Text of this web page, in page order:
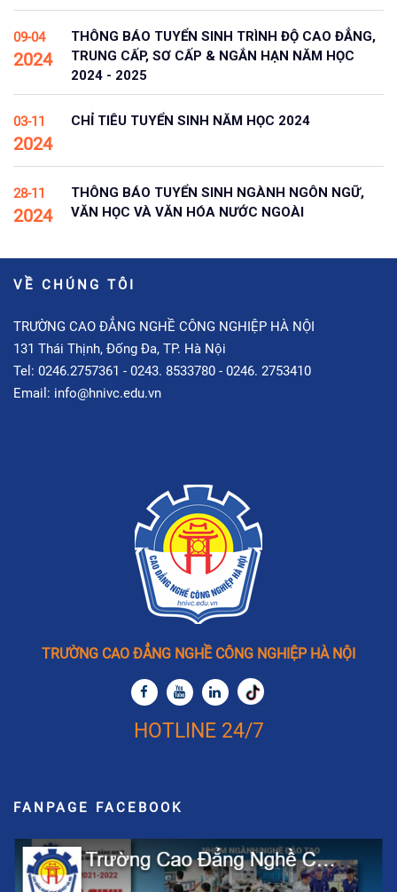
09-04
2024
THÔNG BÁO TUYỂN SINH TRÌNH ĐỘ CAO ĐẲNG,
TRUNG CẤP, SƠ CẤP & NGẮN HẠN NĂM HỌC
2024 - 2025
03-11
2024
CHỈ TIÊU TUYỂN SINH NĂM HỌC 2024
28-11
2024
THÔNG BÁO TUYỂN SINH NGÀNH NGÔN NGỮ,
VĂN HỌC VÀ VĂN HÓA NƯỚC NGOÀI
VỀ CHÚNG TÔI
TRƯỜNG CAO ĐẲNG NGHỀ CÔNG NGHIỆP HÀ NỘI
131 Thái Thịnh, Đống Đa, TP. Hà Nội
Tel: 0246.2757361 - 0243. 8533780 - 0246. 2753410
Email: info@hnivc.edu.vn
TRƯỜNG CAO ĐẲNG NGHỀ CÔNG NGHIỆP HÀ NỘI
HOTLINE 24/7
FANPAGE FACEBOOK